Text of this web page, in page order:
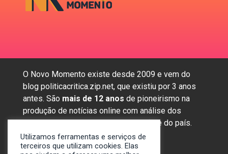
O Novo Momento existe desde 2009 e vem do
blog politicacritica.zip.net, que existiu por 3 anos
antes. São mais de 12 anos de pioneirismo na
produção de notícias online com análise dos
assuntos mais importantes da região e do país.
Utilizamos ferramentas e serviços de
terceiros que utilizam cookies. Elas